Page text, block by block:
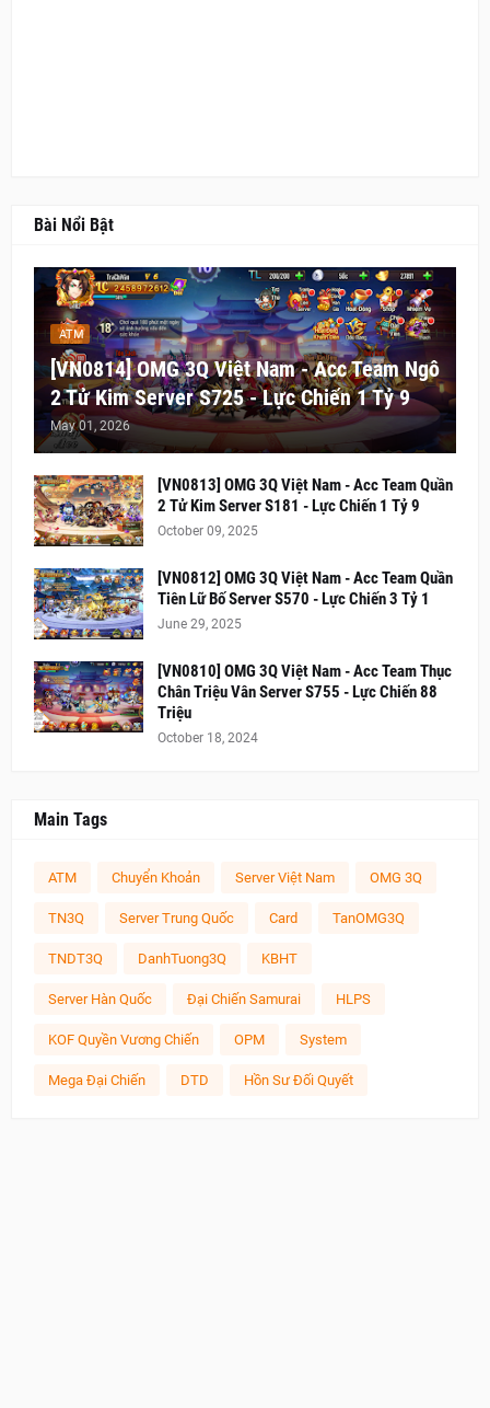
Bài Nổi Bật
ATM
[VN0814] OMG 3Q Việt Nam - Acc Team Ngô
2 Tử Kim Server S725 - Lực Chiến 1 Tỷ 9
May 01, 2026
[VN0813] OMG 3Q Việt Nam - Acc Team Quần
2 Tử Kim Server S181 - Lực Chiến 1 Tỷ 9
October 09, 2025
[VN0812] OMG 3Q Việt Nam - Acc Team Quần
Tiên Lữ Bố Server S570 - Lực Chiến 3 Tỷ 1
June 29, 2025
[VN0810] OMG 3Q Việt Nam - Acc Team Thục
Chân Triệu Vân Server S755 - Lực Chiến 88
Triệu
October 18, 2024
Main Tags
ATM Chuyển Khoản Server Việt Nam OMG 3Q
TN3Q Server Trung Quốc Card TanOMG3Q
TNDT3Q DanhTuong3Q KBHT
Server Hàn Quốc Đại Chiến Samurai HLPS
KOF Quyền Vương Chiến OPM System
Mega Đại Chiến DTD Hồn Sư Đối Quyết